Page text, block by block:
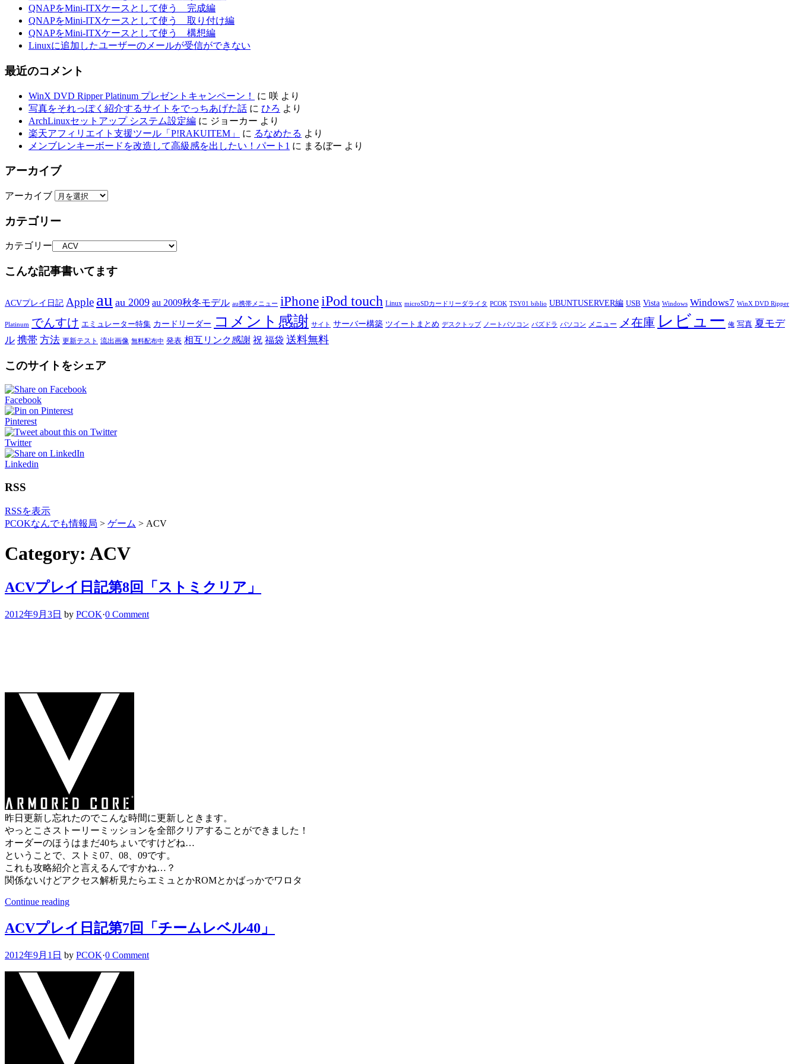
QNAPをMini-ITXケースとして使う 完成編
QNAPをMini-ITXケースとして使う 取り付け編
QNAPをMini-ITXケースとして使う 構想編
Linuxに追加したユーザーのメールが受信ができない
最近のコメント
WinX DVD Ripper Platinum プレゼントキャンペーン！ に 咲 より
写真をそれっぽく紹介するサイトをでっちあげた話 に ひろ より
ArchLinuxセットアップ システム設定編 に ジョーカー より
楽天アフィリエイト支援ツール「P!RAKUITEM」
に るなめたる より
メンブレンキーボードを改造して高級感を出したい！パート1 に まるぼー より
アーカイブ
アーカイブ
カテゴリー
カテゴリー
こんな記事書いてます
ACVプレイ日記 Apple au au 2009 au 2009秋冬モデル au携帯メニュー iPhoneiPod touch Linux microSDカードリーダライタ PCOK TSY01 biblio UBUNTUSERVER編 USB Vista Windows Windows7 WinX DVD Ripper
Platinum でんすけ エミュレーター特集 カードリーダー コメント感謝 サイト サーバー構築 ツイートまとめ デスクトップ ノートパソコン パズドラ パソコン メニュー メ在庫 レビュー 俺 写真 夏モデ
ル 携帯 方法 更新テスト 流出画像 無料配布中 発表 相互リンク感謝 祝 福袋 送料無料
このサイトをシェア
Facebook
Pinterest
Twitter
Linkedin
RSS
RSSを表示
PCOKなんでも情報局 > ゲーム > ACV
Category: ACV
ACVプレイ日記第8回「ストミクリア」
2012年9月3日 by PCOK·0 Comment
昨日更新し忘れたのでこんな時間に更新しときます。
やっとこさストーリーミッションを全部クリアすることができました！
オーダーのほうはまだ40ちょいですけどね…
ということで、ストミ07、08、09です。
これも攻略紹介と言えるんですかね…？
関係ないけどアクセス解析見たらエミュとかROMとかばっかでワロタ
Continue reading
ACVプレイ日記第7回「チームレベル40」
2012年9月1日 by PCOK·0 Comment